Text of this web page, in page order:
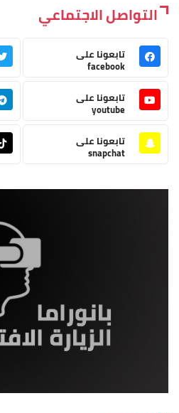
التواصل الاجتماعي
تابعونا على
facebook
تابعونا على
youtube
تابعونا على
snapchat